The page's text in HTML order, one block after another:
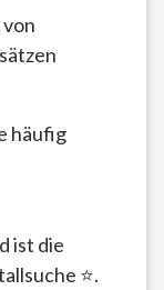
häufig
ist die
⭐.